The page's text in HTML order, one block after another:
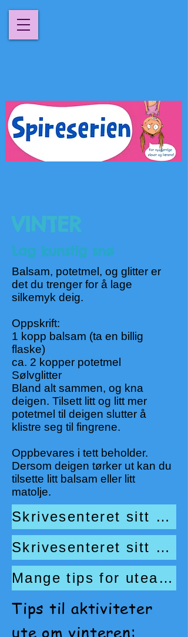
VINTER
Lag kunstig snø
Balsam, potetmel, og glitter er
det du trenger for å lage
silkemyk deig.
Oppskrift:
1 kopp balsam (ta en billig
flaske)
ca. 2 kopper potetmel
Sølvglitter
Bland alt sammen, og kna
deigen. Tilsett litt og litt mer
potetmel til deigen slutter å
klistre seg til fingrene.
Oppbevares i tett beholder.
Dersom deigen tørker ut kan du
tilsette litt balsam eller litt
matolje.
Skrivesenteret sitt opplegg om The Snowman
Skrivesenteret sitt opplegg om vinterdikt
Mange tips for uteaktiviteter i snø
Tips til aktiviteter
ute om vinteren: